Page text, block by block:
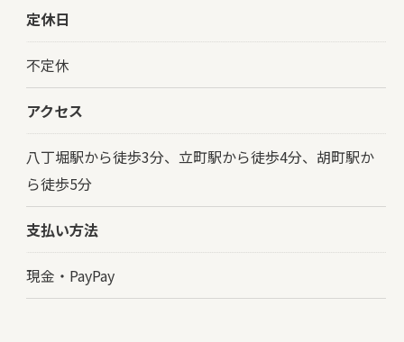
定休日
不定休
アクセス
八丁堀駅から徒歩3分、立町駅から徒歩4分、胡町駅か
ら徒歩5分
支払い方法
現金・PayPay